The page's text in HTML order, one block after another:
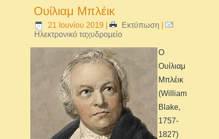
Ουίλιαμ Μπλέικ
21 Ιουνίου 2019 | Εκτύπωση
Ηλεκτρονικό ταχυδρομείο
Ο
Ουίλιαμ
Μπλέικ
(William
Blake,
1757-
1827)